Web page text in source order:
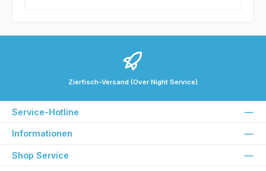
Zierfisch-Versand (Over Night Service)
Service-Hotline
Informationen
Shop Service